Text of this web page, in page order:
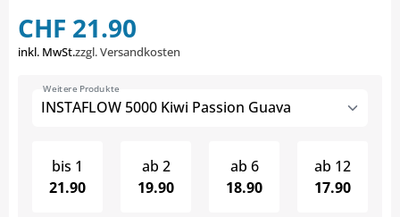
CHF 21.90
inkl. MwSt.zzgl. Versandkosten
INSTAFLOW 5000 Kiwi Passion Guava
Weitere Produkte
bis 1
21.90
ab 2
19.90
ab 6
18.90
ab 12
17.90